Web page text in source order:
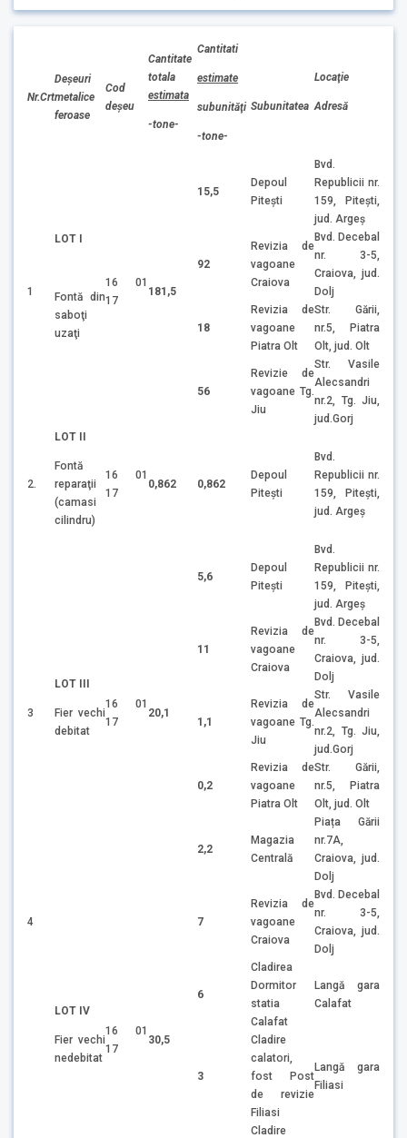
Nr.Crt
Deşeuri
metalice
feroase
Cod
deşeu
Cantitate
totala
estimata
-tone-
Cantitati
estimate
subunităţi
-tone-
Subunitatea
Locaţie
Adresă
1
LOT I
Fontă din
saboţi
uzaţi
16 01
17
181,5
15,5
Depoul
Piteşti
Bvd.
Republicii nr.
159, Piteşti,
jud. Argeş
92
Revizia de
vagoane
Craiova
Bvd. Decebal
nr. 3-5,
Craiova, jud.
Dolj
18
Revizia de
vagoane
Piatra Olt
Str. Gării,
nr.5, Piatra
Olt, jud. Olt
56
Revizie de
vagoane Tg.
Jiu
Str. Vasile
Alecsandri
nr.2, Tg. Jiu,
jud.Gorj
2.
LOT II
Fontă
reparaţii
(camasi
cilindru)
16 01
17
0,862 0,862
Depoul
Piteşti
Bvd.
Republicii nr.
159, Piteşti,
jud. Argeş
3
LOT III
Fier vechi
debitat
16 01
17
20,1
5,6
Depoul
Piteşti
Bvd.
Republicii nr.
159, Piteşti,
jud. Argeş
11
Revizia de
vagoane
Craiova
Bvd. Decebal
nr. 3-5,
Craiova, jud.
Dolj
1,1
Revizia de
vagoane Tg.
Jiu
Str. Vasile
Alecsandri
nr.2, Tg. Jiu,
jud.Gorj
0,2
Revizia de
vagoane
Piatra Olt
Str. Gării,
nr.5, Piatra
Olt, jud. Olt
2,2
Magazia
Centrală
Piața Gării
nr.7A,
Craiova, jud.
Dolj
4
LOT IV
Fier vechi
nedebitat
16 01
17
30,5
7
Revizia de
vagoane
Craiova
Bvd. Decebal
nr. 3-5,
Craiova, jud.
Dolj
6
Cladirea
Dormitor
statia
Calafat
Langă gara
Calafat
3
Cladire
calatori,
fost Post
de revizie
Filiasi
Langă gara
Filiasi
Cladire